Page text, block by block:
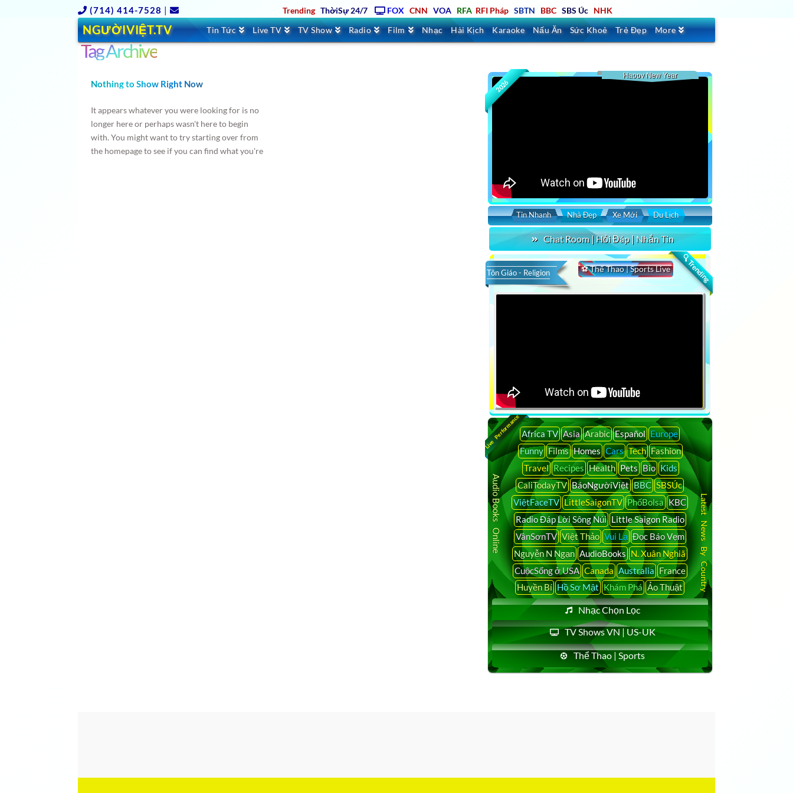
(714) 414-7528 | Trending ThờiSự 24/7 FOX CNN VOA RFA RFI Pháp SBTN BBC SBS Úc NHK
NGƯỜIVIỆT.TV Tin Tức Live TV TV Show Radio Film Nhạc Hài Kịch Karaoke Nấu Ăn Sức Khoẻ Trẻ Đẹp More
Tag Archive
Nothing to Show Right Now
It appears whatever you were looking for is no
longer here or perhaps wasn't here to begin
with. You might want to try starting over from
the homepage to see if you can find what you're
2026
Happy New Year
Tin Nhanh Nhà Đẹp Xe Mới Du Lịch
Chat Room | Hỏi Đáp | Nhắn Tin
🔍 Trending
⚽ Thể Thao | Sports Live
Tôn Giáo - Religion
Live PerformanceAfrica TV Asia Arabic Español Europe
Funny Films Homes Cars Tech Fashion
Travel Recipes Health Pets Bio Kids
CaliTodayTV BáoNgườiViệt BBC SBSÚc
ViệtFaceTV LittleSaigonTV PhốBolsa KBC
Radio Đáp Lời Sông Núi Little Saigon Radio
VânSơnTV Việt Thảo Vui Lạ Đọc Báo Vẹm
Nguyễn N Ngạn AudioBooks N. Xuân Nghiã
CuộcSống ở USA Canada Australia France
Huyền Bí Hồ Sơ Mật Khám Phá Ảo Thuật
Nhạc Chọn Lọc
TV Shows VN | US-UK
Thể Thao | Sports
Audio Books Online Latest News By Country